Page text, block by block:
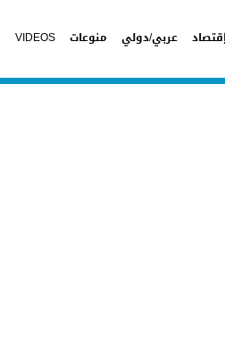
عربي/دولي منوعات VIDEOS